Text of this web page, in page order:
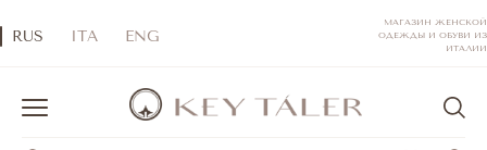
RUS ITA ENG
МАГАЗИН ЖЕНСКОЙ
ОДЕЖДЫ И ОБУВИ ИЗ
ИТАЛИИ